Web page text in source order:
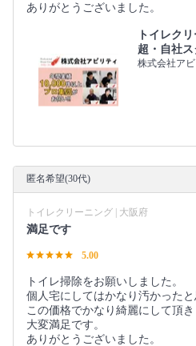
ありがとうございました。
トイレク
超・自社
株式会社ア
匿名希望(30代)
トイレクリーニング | 大阪府
満足です
5.00
トイレ掃除をお願いしました。
個人宅にしてはかなり汚かった
この価格でかなり綺麗にして頂き
大変満足です。
ありがとうございました。